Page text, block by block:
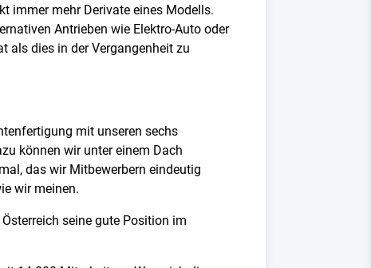
immer mehr Derivate eines Modells.
Antrieben wie Elektro-Auto oder
als dies in der Vergangenheit zu
mit unseren sechs
können wir unter einem Dach
das wir Mitbewerbern eindeutig
wir meinen.
seine gute Position im